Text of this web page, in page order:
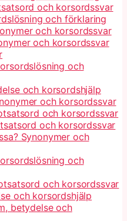
och korsordssvar
och förklaring
och korsordssvar
och korsordssvar
och
och korsordshjälp
och korsordssvar
och korsordssvar
och korsordssvar
Synonymer och
och
och korsordssvar
och korsordshjälp
betydelse och